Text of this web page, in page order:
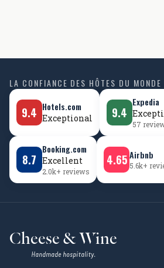
LA CONFIANCE DES HÔTES DU MONDE
9.4 Hotels.com
Exceptional 9.4
Expedia
57
8.7
Booking.com
Excellent
2.0k+ reviews
4.65 Airbnb
5.6k+
Cheese & Wine
Handmade hospitality.